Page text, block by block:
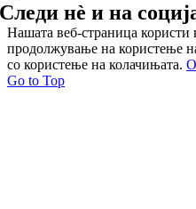
Следи нѐ и на
Нашата веб-страница
продолжување на користење
со користење на колачињата.
Go to Top